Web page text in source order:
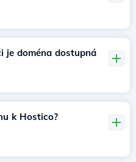
je doména dostupná
k Hostico?